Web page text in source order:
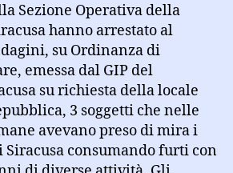
Sezione Operativa della
hanno arrestato al
su Ordinanza di
emessa dal GIP del
su richiesta della locale
3 soggetti che nelle
avevano preso di mira i
consumando furti con